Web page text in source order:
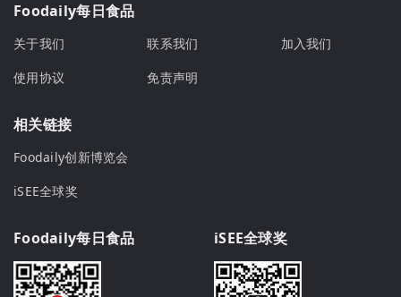
Foodaily每日食品
关于我们 联系我们
加入我们
使用协议
免责声明
相关链接
Foodaily创新博览会
iSEE全球奖
Foodaily每日食品 iSEE全球奖